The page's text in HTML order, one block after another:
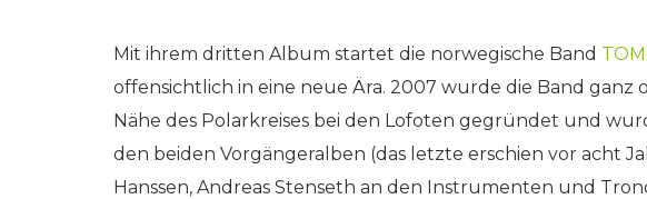
Mit ihrem dritten Album startet die norwegische Band
offensichtlich in eine neue Ära. 2007 wurde die Band ganz
Nähe des Polarkreises bei den Lofoten gegründet und
den beiden Vorgängeralben (das letzte erschien vor acht
Hanssen, Andreas Stenseth an den Instrumenten und